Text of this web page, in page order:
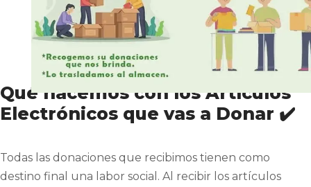
Qué hacemos con los Artículos
Electrónicos que vas a Donar ✔️
Todas las donaciones que recibimos tienen como
destino final una labor social. Al recibir los artículos